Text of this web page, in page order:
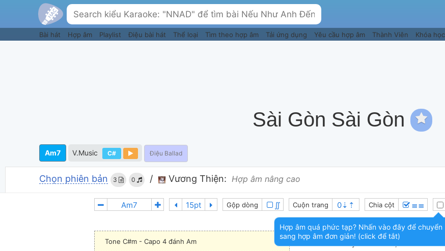
Bài hát Hợp âm Playlist Điệu bài hát Thể loại Tìm theo hợp âm Tải ứng dụng Yêu cầu hợp âm Thành Viên Khóa học
Sài Gòn Sài Gòn
Am7 V.Music C# Điệu Ballad
Chọn phiên bản 3 0 / Vương Thiện: Hợp âm nâng cao
Gộp dòng ∬ Cuộn trang Chia cột ≣≣
Tone C#m - Capo 4 đánh Am
[Fmaj7 ]
Muốn nói tôi yêu Sài Gòn,
[Dm7 ]
Hợp âm quá phức tạp? Nhấn vào đây để chuyển
sang hợp âm đơn giản! (click để tắt)